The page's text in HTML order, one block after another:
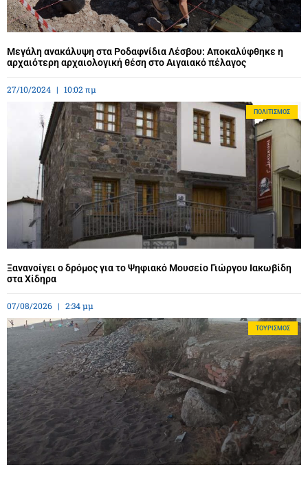
Μεγάλη ανακάλυψη στα Ροδαφνίδια Λέσβου: Αποκαλύφθηκε η
αρχαιότερη αρχαιολογική θέση στο Αιγαιακό πέλαγος
27/10/2024 10:02 πμ
ΠΟΛΙΤΙΣΜΌΣ
Ξανανοίγει ο δρόμος για το Ψηφιακό Μουσείο Γιώργου Ιακωβίδη
στα Χίδηρα
07/08/2026 2:34 μμ
ΤΟΥΡΙΣΜΌΣ